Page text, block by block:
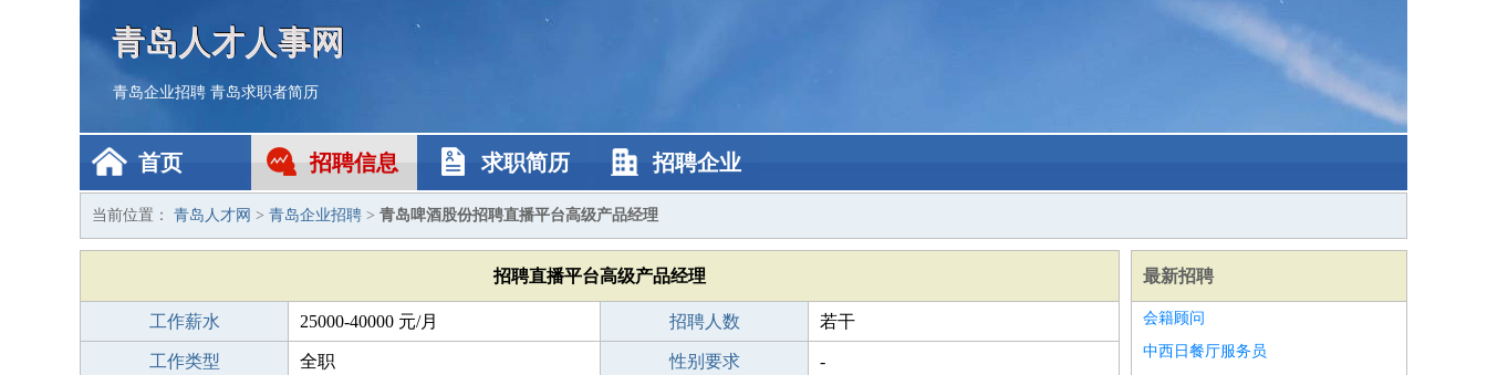
青岛人才人事网
青岛企业招聘 青岛求职者简历
首页 招聘信息 求职简历 招聘企业
当前位置： 青岛人才网 > 青岛企业招聘 > 青岛啤酒股份招聘直播平台高级产品经理
招聘直播平台高级产品经理
工作薪水 25000-40000 元/月 招聘人数 若干
工作类型 全职 性别要求 -
最新招聘
会籍顾问
中西日餐厅服务员